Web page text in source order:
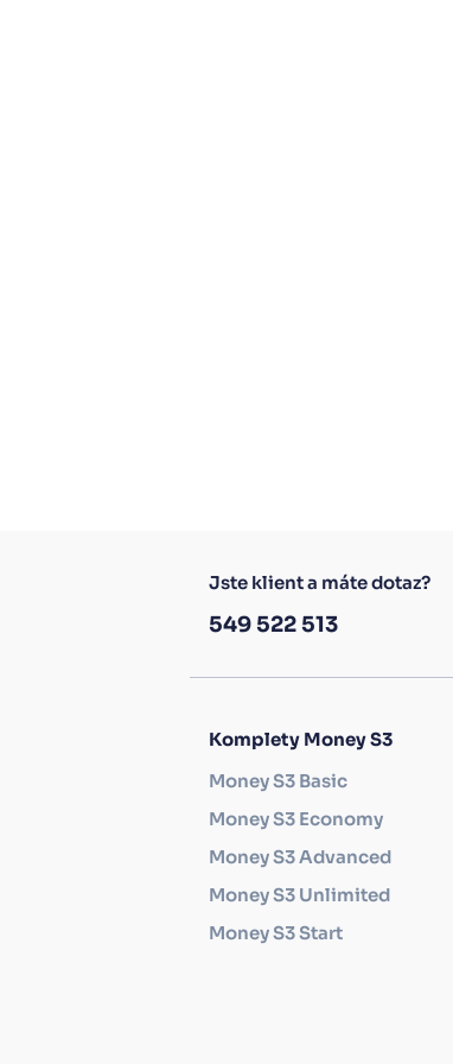
Jste klient a máte dotaz?
549 522 513
Komplety Money S3
Money S3 Basic
Money S3 Economy
Money S3 Advanced
Money S3 Unlimited
Money S3 Start